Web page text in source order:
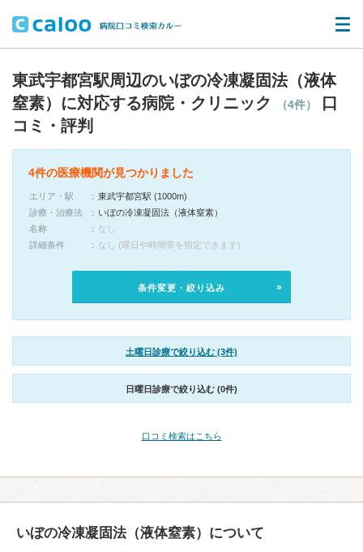
東武宇都宮駅周辺のいぼの冷凍凝固法（液体
窒素）に対応する病院・クリニック
（4件）
口
コミ・評判
4件の医療機関が見つかりました
エリア・駅
東武宇都宮駅 (1000m)
診療・治療法
いぼの冷凍凝固法（液体窒素）
名称
なし
詳細条件
なし (曜日や時間帯を指定できます)
条件変更・絞り込み
土曜日診療で絞り込む (3件)
日曜日診療で絞り込む (0件)
口コミ検索はこちら
いぼの冷凍凝固法（液体窒素）について